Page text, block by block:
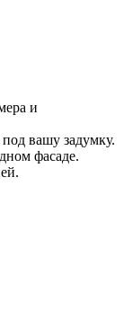
и
вашу задумку.
фасаде.